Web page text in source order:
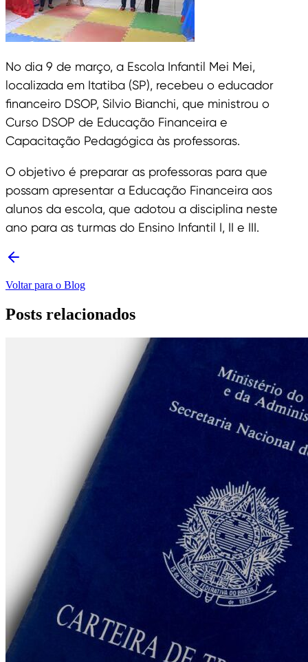
No dia 9 de março, a Escola Infantil Mei Mei,
localizada em Itatiba (SP), recebeu o educador
financeiro DSOP, Silvio Bianchi, que ministrou o
Curso DSOP de Educação Financeira e
Capacitação Pedagógica às professoras.
O objetivo é preparar as professoras para que
possam apresentar a Educação Financeira aos
alunos da escola, que adotou a disciplina neste
ano para as turmas do Ensino Infantil I, II e III.
Voltar para o Blog
Posts relacionados